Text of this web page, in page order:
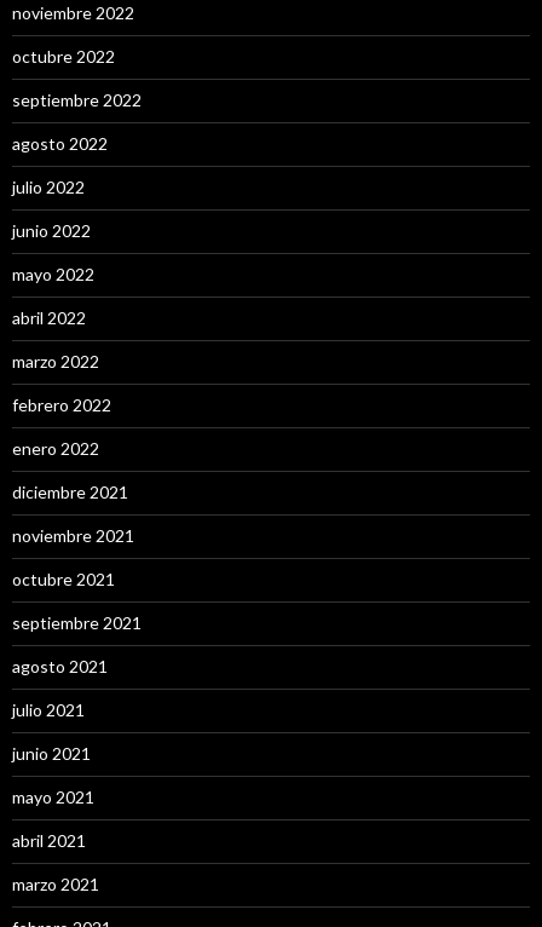
noviembre 2022
octubre 2022
septiembre 2022
agosto 2022
julio 2022
junio 2022
mayo 2022
abril 2022
marzo 2022
febrero 2022
enero 2022
diciembre 2021
noviembre 2021
octubre 2021
septiembre 2021
agosto 2021
julio 2021
junio 2021
mayo 2021
abril 2021
marzo 2021